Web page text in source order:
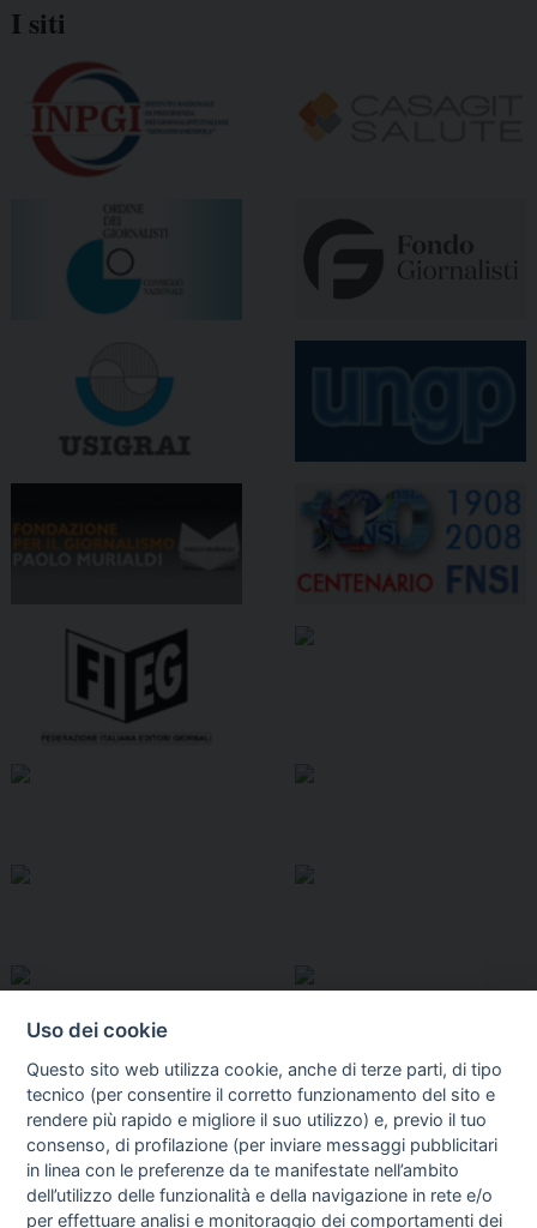
I siti
I libri Vedi tutti
Uso dei cookie
Questo sito web utilizza cookie, anche di terze parti, di tipo
tecnico (per consentire il corretto funzionamento del sito e
rendere più rapido e migliore il suo utilizzo) e, previo il tuo
consenso, di profilazione (per inviare messaggi pubblicitari
in linea con le preferenze da te manifestate nell’ambito
dell’utilizzo delle funzionalità e della navigazione in rete e/o
per effettuare analisi e monitoraggio dei comportamenti dei